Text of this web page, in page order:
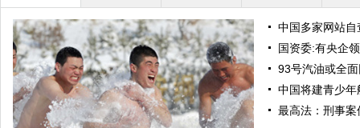
中国多家网站
国资委:有央企
93号汽油或全面
中国将建青少
最高法：刑事